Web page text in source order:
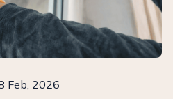
Feb, 2026